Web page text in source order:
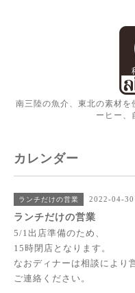
南三陸の魚介、東北の素材を
ーヒー、
カレンダー
ランチだけの営業 2022-04-
ランチだけの営業
5/1出店準備のため、
15時閉店となります。
なおディナーは相談により
ご連絡ください。